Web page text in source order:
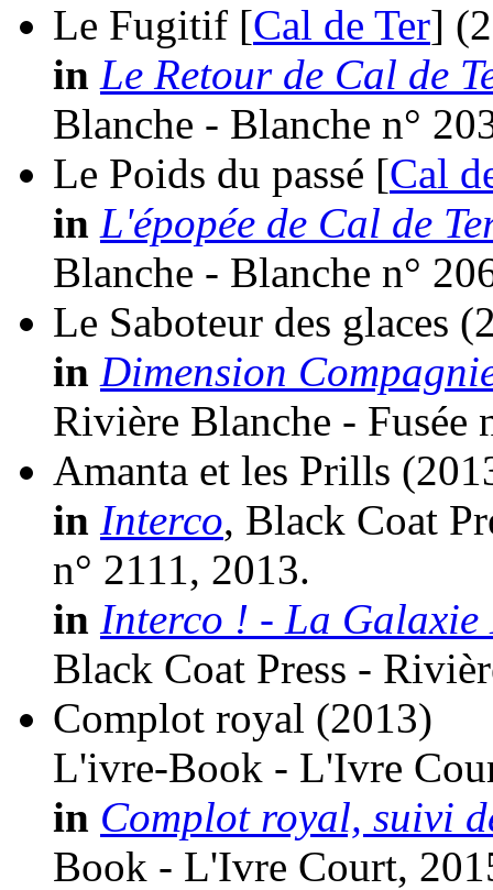
Le Fugitif [Cal de Ter]
in Le Retour de Cal de
Blanche - Blanche n°
Le Poids du passé [Cal
in L'épopée de Cal de
Blanche - Blanche n°
Le Saboteur des glaces
in Dimension
Rivière Blanche - Fusée
Amanta et les Prills
in Interco, Black Coat
n° 2111, 2013.
in Interco ! - La Galaxie
Black Coat Press -
Complot royal (2013)
L'ivre-Book - L'Ivre
in Complot royal, suivi
Book - L'Ivre Court,